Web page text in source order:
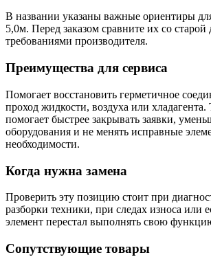
В названии указаны важные ориентиры
5,0м. Перед заказом сравните их со старой
требованиями производителя.
Преимущества для сервиса
Помогает восстановить герметичное
проход жидкости, воздуха или хладагента.
помогает быстрее закрывать заявки,
оборудования и не менять исправные
необходимости.
Когда нужна замена
Проверить эту позицию стоит при
разборки техники, при следах износа или
элемент перестал выполнять свою
Сопутствующие товары